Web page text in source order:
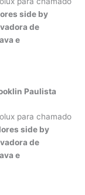
side by
de
e
Paulista
para chamado
side by
de
e